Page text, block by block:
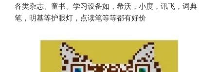
各类杂志、童书、学习设备如，希沃，小度，讯飞，词典
笔，明基等护眼灯，点读笔等等都有好价